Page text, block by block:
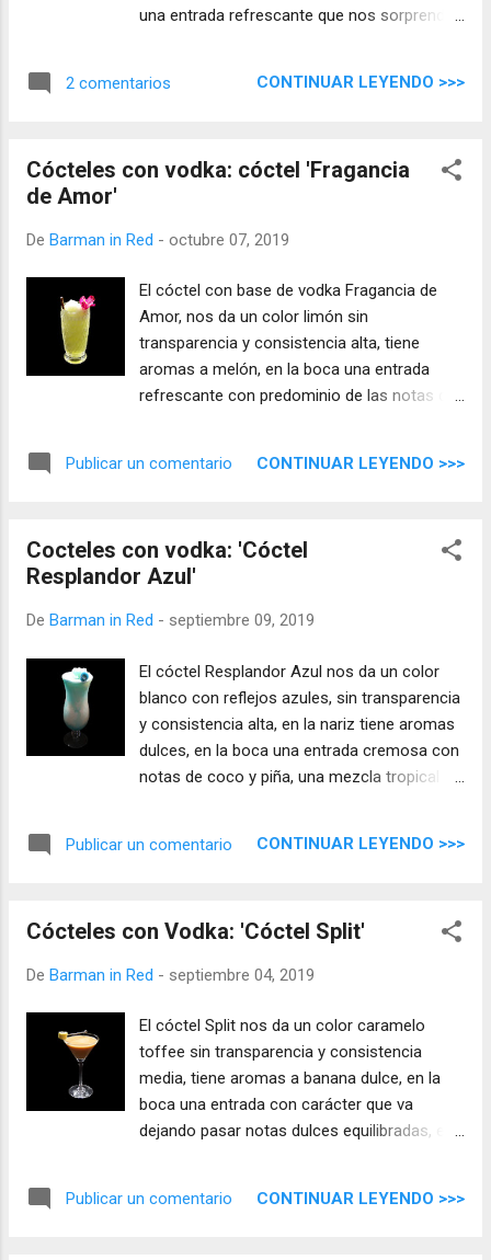
una entrada refrescante que nos sorprende
2 comentarios CONTINUAR LEYENDO >>>
Cócteles con vodka: cóctel 'Fragancia
de Amor'
De Barman in Red - octubre 07, 2019
El cóctel con base de vodka Fragancia de
Amor, nos da un color limón sin
transparencia y consistencia alta, tiene
aromas a melón, en la boca una entrada
refrescante con predominio de las notas de
sorprendente.
Publicar un comentario CONTINUAR LEYENDO >>>
Cocteles con vodka: 'Cóctel
Resplandor Azul'
De Barman in Red - septiembre 09, 2019
El cóctel Resplandor Azul nos da un color
blanco con reflejos azules, sin transparencia
y consistencia alta, en la nariz tiene aromas
dulces, en la boca una entrada cremosa con
notas de coco y piña, una mezcla tropical
Publicar un comentario CONTINUAR LEYENDO >>>
Cócteles con Vodka: 'Cóctel Split'
De Barman in Red - septiembre 04, 2019
El cóctel Split nos da un color caramelo
toffee sin transparencia y consistencia
media, tiene aromas a banana dulce, en la
boca una entrada con carácter que va
dejando pasar notas dulces equilibradas, el
en boca.
Publicar un comentario CONTINUAR LEYENDO >>>